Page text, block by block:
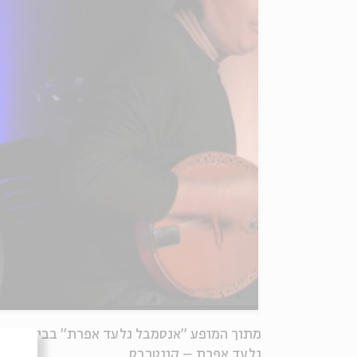
מתוך המופע "אנסמבל גלעד אפרת" בבית אבי חי, 7.12.17.